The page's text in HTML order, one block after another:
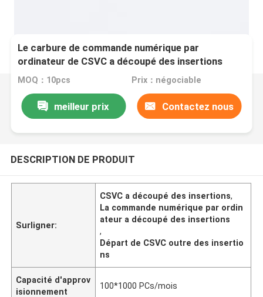
Le carbure de commande numérique par
ordinateur de CSVC a découpé des insertions
séparant pour traiter la petite partie en acier
MOQ：10pcs Prix：négociable
meilleur prix Contactez nous
DESCRIPTION DE PRODUIT
Surligner:
CSVC a découpé des insertions,
La commande numérique par ordin
ateur a découpé des insertions
,
Départ de CSVC outre des insertio
ns
Capacité d'approv
isionnement
100*1000 PCs/mois